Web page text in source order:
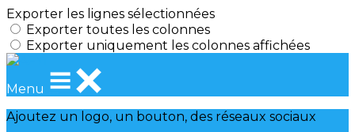
Exporter les lignes sélectionnées
Exporter toutes les colonnes
Exporter uniquement les colonnes affichées
Menu
Ajoutez un logo, un bouton, des réseaux sociaux